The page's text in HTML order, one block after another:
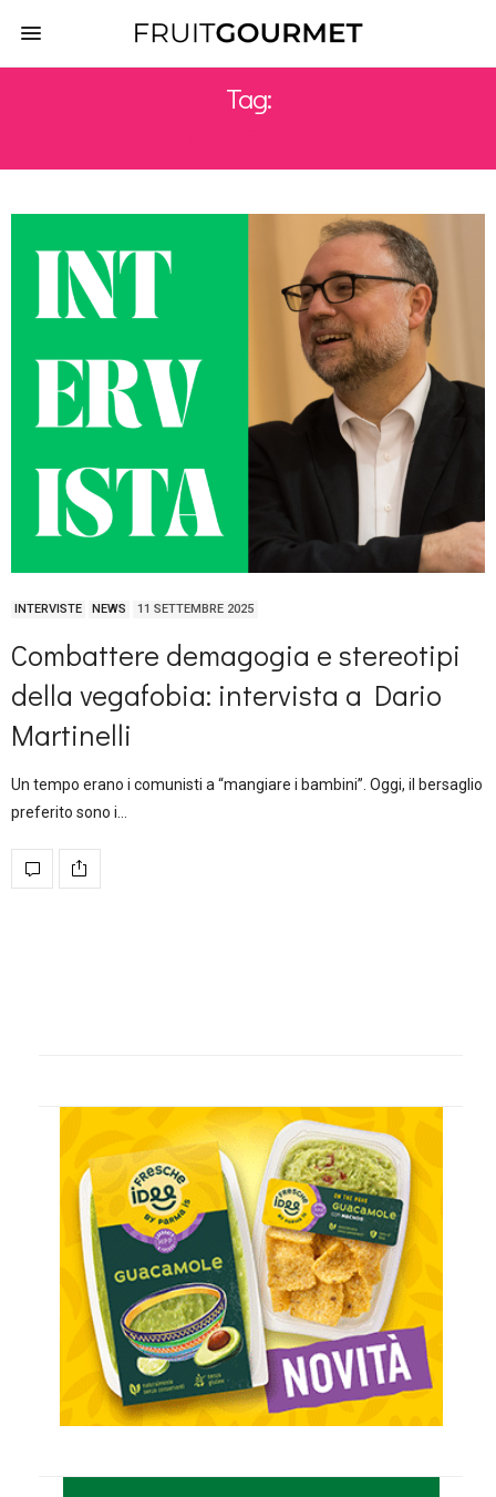
Tag:
INTERVISTE NEWS 11 SETTEMBRE 2025
Combattere demagogia e stereotipi
della vegafobia: intervista a Dario
Martinelli
Un tempo erano i comunisti a “mangiare i bambini”. Oggi, il bersaglio
preferito sono i…